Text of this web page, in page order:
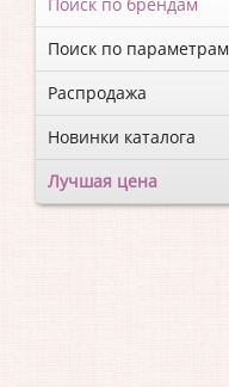
Поиск по параметрам
Распродажа
Новинки каталога
Лучшая цена